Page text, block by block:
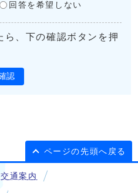
回答を希望しない
ら、下の確認ボタンを押
認
ページの先頭へ戻る
交通案内